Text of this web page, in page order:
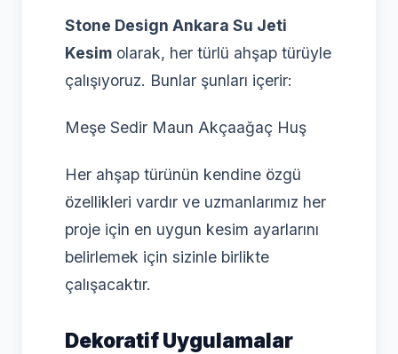
Stone Design Ankara Su Jeti
Kesim olarak, her türlü ahşap türüyle
çalışıyoruz. Bunlar şunları içerir:
Meşe Sedir Maun Akçaağaç Huş
Her ahşap türünün kendine özgü
özellikleri vardır ve uzmanlarımız her
proje için en uygun kesim ayarlarını
belirlemek için sizinle birlikte
çalışacaktır.
Dekoratif Uygulamalar